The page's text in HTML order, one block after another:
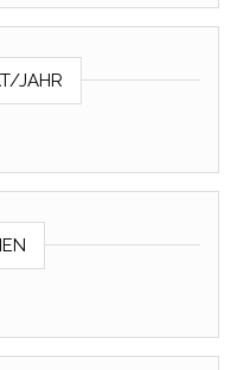
JAHR